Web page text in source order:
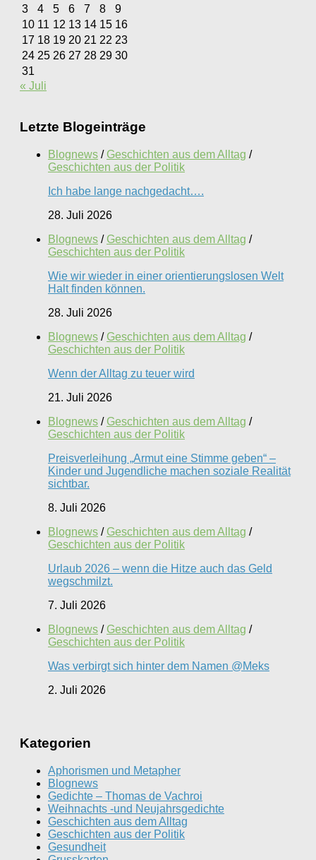
3
4 5 6 7 8
9
10 11 12 13 14 15 16
17 18 19 20 21 22 23
24 25 26 27 28 29 30
31
« Juli
Letzte Blogeinträge
Blognews / Geschichten aus dem Alltag /
Geschichten aus der Politik
Ich habe lange nachgedacht….
28. Juli 2026
Blognews / Geschichten aus dem Alltag /
Geschichten aus der Politik
Wie wir wieder in einer orientierungslosen Welt
Halt finden können.
28. Juli 2026
Blognews / Geschichten aus dem Alltag /
Geschichten aus der Politik
Wenn der Alltag zu teuer wird
21. Juli 2026
Blognews / Geschichten aus dem Alltag /
Geschichten aus der Politik
Preisverleihung „Armut eine Stimme geben“ –
Kinder und Jugendliche machen soziale Realität
sichtbar.
8. Juli 2026
Blognews / Geschichten aus dem Alltag /
Geschichten aus der Politik
Urlaub 2026 – wenn die Hitze auch das Geld
wegschmilzt.
7. Juli 2026
Blognews / Geschichten aus dem Alltag /
Geschichten aus der Politik
Was verbirgt sich hinter dem Namen @Meks
2. Juli 2026
Kategorien
Aphorismen und Metapher
Blognews
Gedichte – Thomas de Vachroi
Weihnachts -und Neujahrsgedichte
Geschichten aus dem Alltag
Geschichten aus der Politik
Gesundheit